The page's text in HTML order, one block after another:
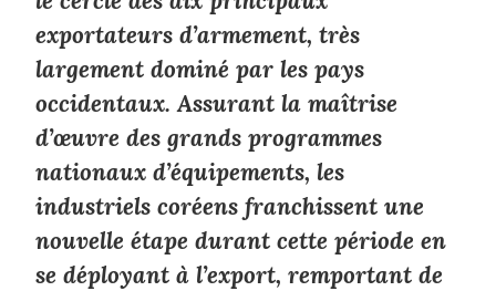
exportateurs d’armement, très
largement dominé par les pays
occidentaux. Assurant la maîtrise
d’œuvre des grands programmes
nationaux d’équipements, les
industriels coréens franchissent une
nouvelle étape durant cette période en
se déployant à l’export, remportant de